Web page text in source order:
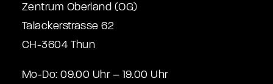
Zentrum Oberland (OG)
Talackerstrasse 62
CH-3604 Thun
Mo-Do: 09.00 Uhr – 19.00 Uhr